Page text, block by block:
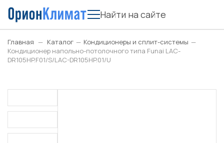
Главная — Каталог — Кондиционеры и сплит-системы —
Кондиционер напольно-потолочного типа Funai LAC-
DR105HP.F01/S/LAC-DR105HP.01/U